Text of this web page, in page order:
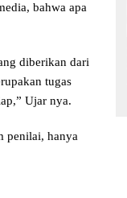
bahwa apa
diberikan dari
tugas
Ujar nya.
penilai, hanya